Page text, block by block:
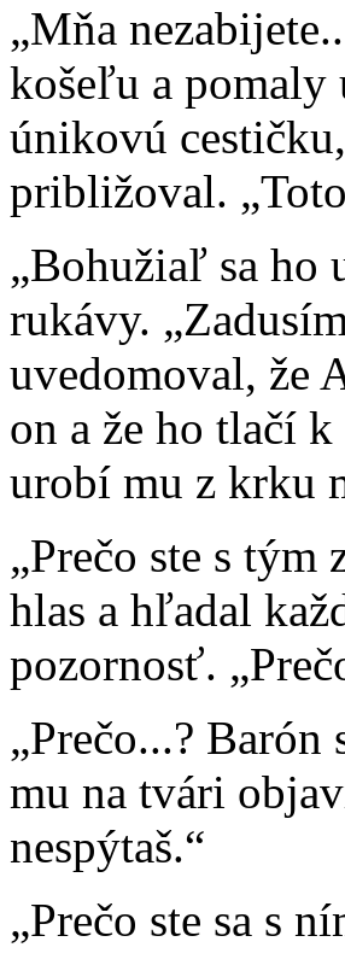
„Mňa
košeľu a pomaly
únikovú
približoval.
„Bohužiaľ sa ho
rukávy.
uvedomoval, že
on a že ho tlačí
urobí mu z krku
„Prečo ste s tým
hlas a hľadal
pozornosť.
„Prečo...?
mu na tvári
nespýtaš.“
„Prečo ste sa s